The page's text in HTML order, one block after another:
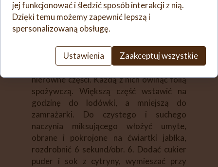
śmietanę 18 % i proszek do pieczenia,
wymieszać przy pomocy kopystki 30
sekund/obr. 5. Zgarnąć kopystką ze
ścianek na dno naczynia miksującego,
wymieszać przy pomocy kopystki
30 sekund/obr. 5. Ciasto podzielić na dwie
nierówne części. Każdą z nich owinąć folią
spożywczą. Większą część wstawić na
godzinę do lodówki, a mniejszą do
zamrażarki. Do czystego i suchego
naczynia miksującego włożyć umyte,
obrane i pokrojone na ćwiartki jabłka,
rozdrobnić 6 sekund/obr. 6. Dodać cukier
puder i sok z cytryny, wymieszać przy
jej funkcjonować i śledzić sposób interakcji z nią.
Dzięki temu możemy zapewnić lepszą i
spersonalizowaną obsługę.
Ustawienia Zaakceptuj wszystkie